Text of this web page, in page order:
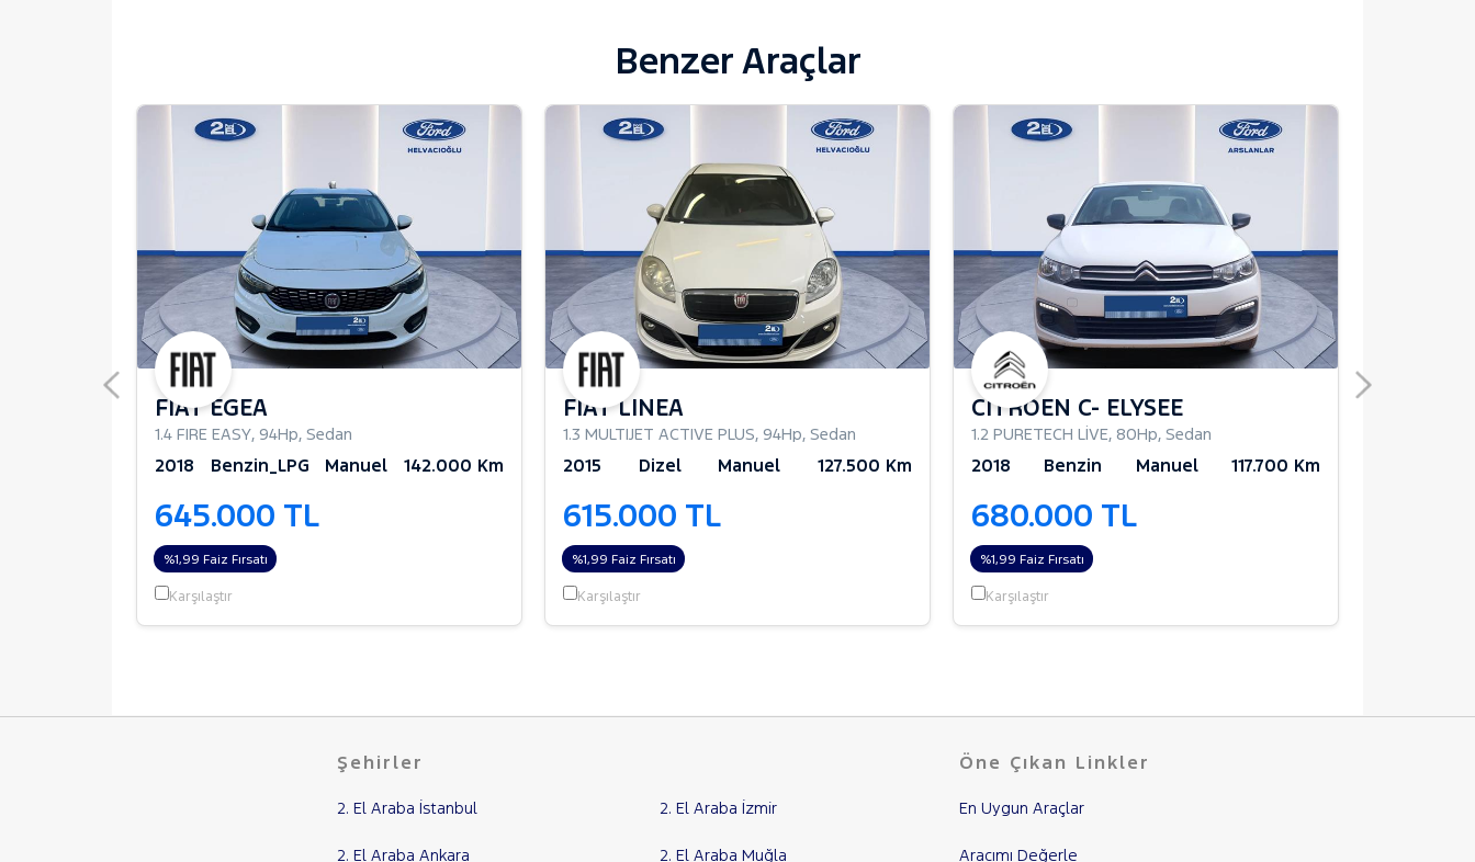
Benzer Araçlar
FIAT EGEA
1.4 FIRE EASY, 94Hp, Sedan
2018 Benzin_LPG Manuel 142.000 Km
645.000 TL
%1,99 Faiz Fırsatı
Karşılaştır
FIAT LINEA
1.3 MULTIJET ACTIVE PLUS, 94Hp, Sedan
2015 Dizel Manuel 127.500 Km
615.000 TL
%1,99 Faiz Fırsatı
Karşılaştır
CITROEN C- ELYSEE
1.2 PURETECH LİVE, 80Hp, Sedan
2018 Benzin Manuel 117.700 Km
680.000 TL
%1,99 Faiz Fırsatı
Karşılaştır
Şehirler
2. El Araba İstanbul 2. El Araba İzmir
2. El Araba Ankara 2. El Araba Muğla
Öne Çıkan Linkler
En Uygun Araçlar
Aracımı Değerle